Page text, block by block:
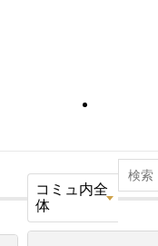
コミュ内全
体